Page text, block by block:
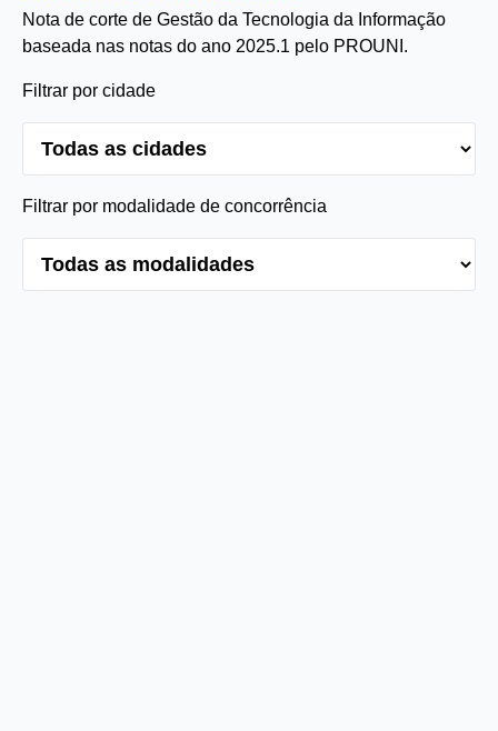
Nota de corte de Gestão da Tecnologia da Informação
baseada nas notas do ano 2025.1 pelo PROUNI.
Filtrar por cidade
Filtrar por modalidade de concorrência